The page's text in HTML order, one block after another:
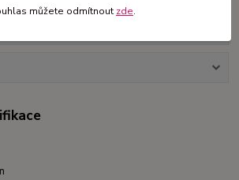
můžete odmítnout zde.